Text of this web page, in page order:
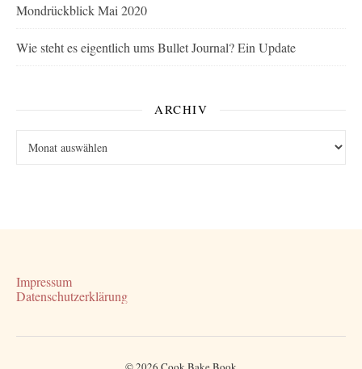
Mondrückblick Mai 2020
Wie steht es eigentlich ums Bullet Journal? Ein Update
ARCHIV
Impressum
Datenschutzerklärung